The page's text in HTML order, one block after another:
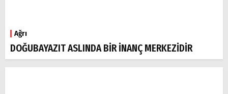
Ağrı
DOĞUBAYAZIT ASLINDA BİR İNANÇ MERKEZİDİR